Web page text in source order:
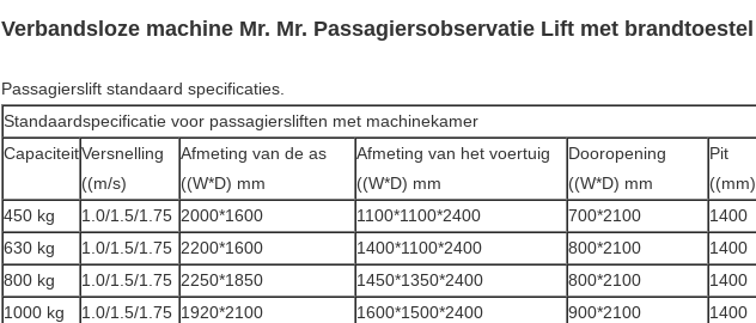
Verbandsloze machine Mr. Mr. Passagiersobservatie Lift met brandtoestel
Passagierslift standaard specificaties.
Standaardspecificatie voor passagiersliften met machinekamer
CapaciteitVersnelling
((m/s)
Afmeting van de as
((W*D) mm
Afmeting van het voertuig
((W*D) mm
Dooropening
((W*D) mm
Pit
((mm)
450 kg
1.0/1.5/1.75 2000*1600 1100*1100*2400 700*2100 1400
630 kg
1.0/1.5/1.75 2200*1600 1400*1100*2400 800*2100 1400
800 kg
1.0/1.5/1.75 2250*1850 1450*1350*2400 800*2100 1400
1000 kg
1.0/1.5/1.75 1920*2100 1600*1500*2400 900*2100 1400